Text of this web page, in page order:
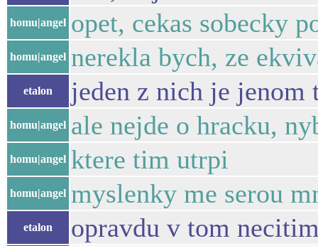
homu|angel opet, cekas sobecky
homu|angel nerekla bych, ze
etalon jeden z nich je
homu|angel ale nejde o hracku,
homu|angel ktere tim utrpi
homu|angel myslenky me serou
etalon opravdu v tom